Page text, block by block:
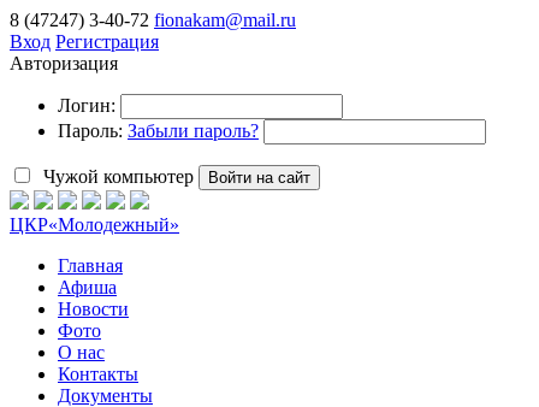
8 (47247) 3-40-72 fionakam@mail.ru
Вход Регистрация
Авторизация
Логин:
Пароль: Забыли пароль?
Чужой компьютер Войти на сайт
ЦКР«Молодежный»
Главная
Афиша
Новости
Фото
О нас
Контакты
Документы